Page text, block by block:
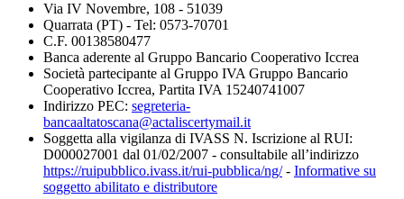
Via IV Novembre, 108 - 51039
Quarrata (PT) - Tel: 0573-70701
C.F. 00138580477
Banca aderente al Gruppo Bancario Cooperativo Iccrea
Società partecipante al Gruppo IVA Gruppo Bancario
Cooperativo Iccrea, Partita IVA 15240741007
Indirizzo PEC: segreteria-
bancaaltatoscana@actaliscertymail.it
Soggetta alla vigilanza di IVASS N. Iscrizione al RUI:
D000027001 dal 01/02/2007 - consultabile all’indirizzo
https://ruipubblico.ivass.it/rui-pubblica/ng/- Informative su
soggetto abilitato e distributore